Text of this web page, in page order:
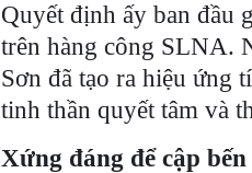
Quyết định ấy ban đầu
trên hàng công SLNA.
Sơn đã tạo ra hiệu ứng
tinh thần quyết tâm và
Xứng đáng để cập